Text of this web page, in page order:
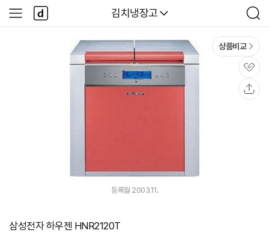
다나와
김치냉장고
검
색
사
이
다
나
와
상품비교
관
심
등록월 2003.11.
삼성전자 하우젠 HNR2120T